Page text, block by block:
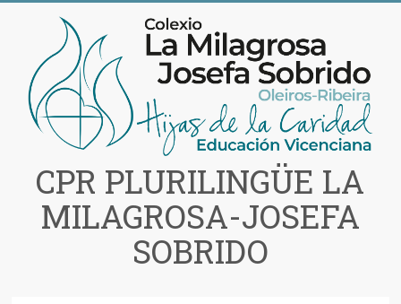
contenido
CPR PLURILINGÜE LA
MILAGROSA-JOSEFA
SOBRIDO